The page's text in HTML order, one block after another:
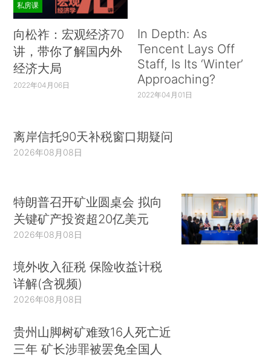
私房课
向松祚：宏观经济70
讲，带你了解国内外
经济大局
2022年04月06日
In Depth: As
Tencent Lays Off
Staff, Is Its ‘Winter’
Approaching?
2022年04月01日
离岸信托90天补税窗口期疑问
2026年08月08日
特朗普召开矿业圆桌会 拟向
关键矿产投资超20亿美元
2026年08月08日
境外收入征税 保险收益计税
详解(含视频)
2026年08月08日
贵州山脚树矿难致16人死亡近
三年 矿长涉罪被罢免全国人